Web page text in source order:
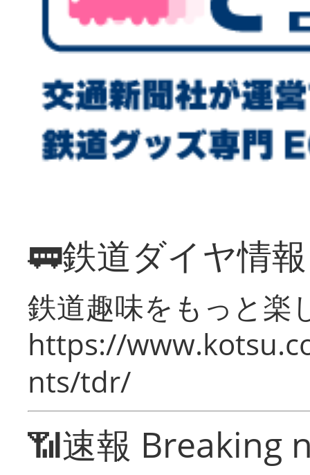
🚃鉄道ダイヤ情
鉄道趣味をもっと楽
https://
nts/tdr/
📶速報 Breaking